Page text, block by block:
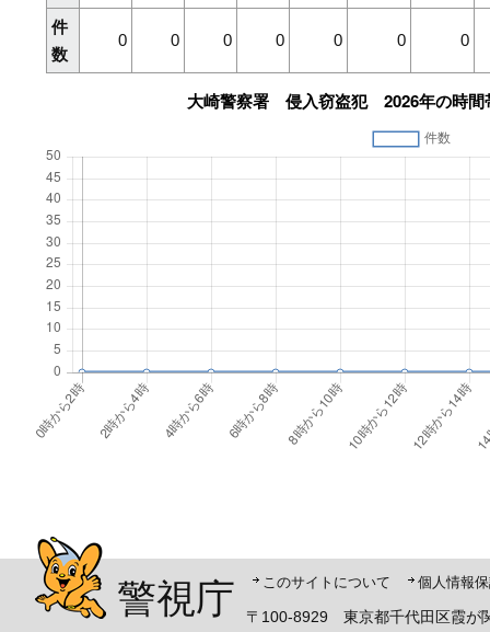
件
数
0 0 0 0 0 0 0
警視庁 このサイトについて 個人情報
〒100-8929 東京都千代田区霞が